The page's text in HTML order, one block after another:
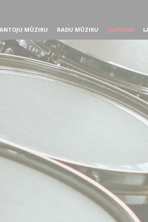
MŪZIKU RADU MŪZIKU JAUNUMI